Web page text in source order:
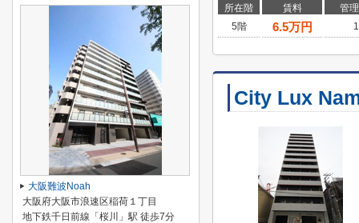
所在階 賃料
管
5階
6.5万円
City Lux
大阪難波Noah
大阪府大阪市浪速区稲荷１丁目
地下鉄千日前線「桜川」駅 徒歩7分